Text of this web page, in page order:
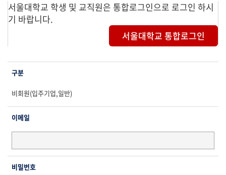
서울대학교 학생 및 교직원은 통합로그인으로 로그인 하시
기 바랍니다.
서울대학교 통합로그인
구분
비회원(입주기업,일반)
이메일
비밀번호